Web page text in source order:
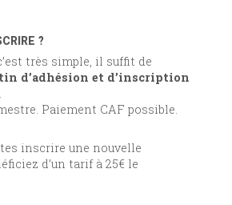
?
très simple, il suffit de
d’adhésion et d’inscription
.
Paiement CAF possible.
inscrire une nouvelle
d’un tarif à 25€ le